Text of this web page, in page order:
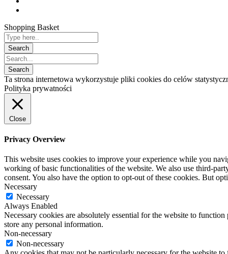
Shopping Basket
Ta strona internetowa wykorzystuje pliki cookies do celów
Polityka prywatności
Close
Privacy Overview
This website uses cookies to improve your experience while you
working of basic functionalities of the website. We also use third-
consent. You also have the option to opt-out of these cookies. But
Necessary
Necessary
Always Enabled
Necessary cookies are absolutely essential for the website to
store any personal information.
Non-necessary
Non-necessary